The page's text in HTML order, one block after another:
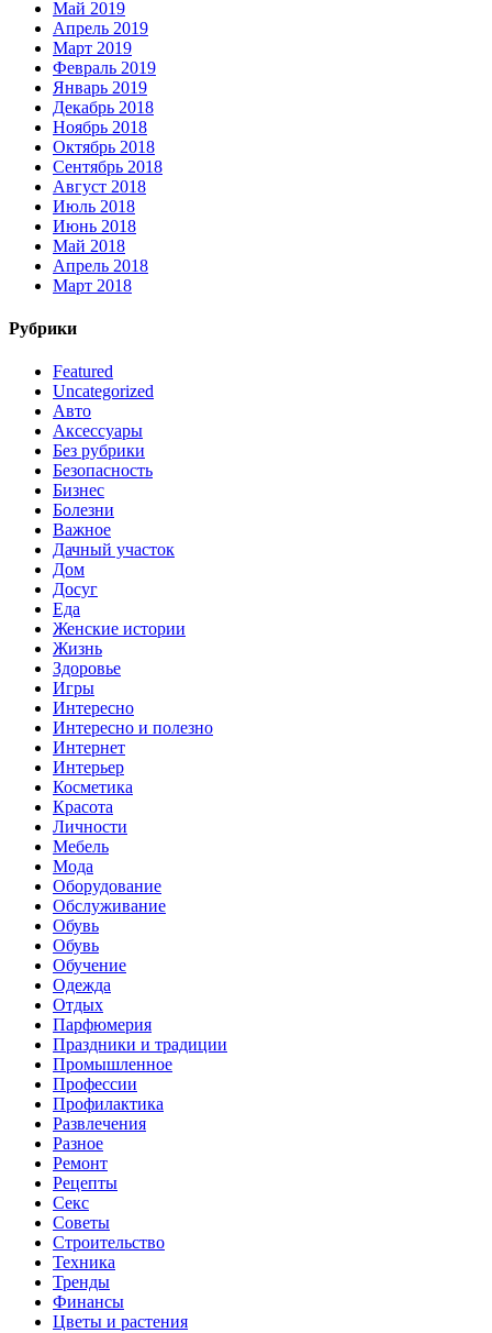
Май 2019
Апрель 2019
Март 2019
Февраль 2019
Январь 2019
Декабрь 2018
Ноябрь 2018
Октябрь 2018
Сентябрь 2018
Август 2018
Июль 2018
Июнь 2018
Май 2018
Апрель 2018
Март 2018
Рубрики
Featured
Uncategorized
Авто
Аксессуары
Без рубрики
Безопасность
Бизнес
Болезни
Важное
Дачный участок
Дом
Досуг
Еда
Женские истории
Жизнь
Здоровье
Игры
Интересно
Интересно и полезно
Интернет
Интерьер
Косметика
Красота
Личности
Мебель
Мода
Оборудование
Обслуживание
Обувь
Обувь
Обучение
Одежда
Отдых
Парфюмерия
Праздники и традиции
Промышленное
Профессии
Профилактика
Развлечения
Разное
Ремонт
Рецепты
Секс
Советы
Строительство
Техника
Тренды
Финансы
Цветы и растения